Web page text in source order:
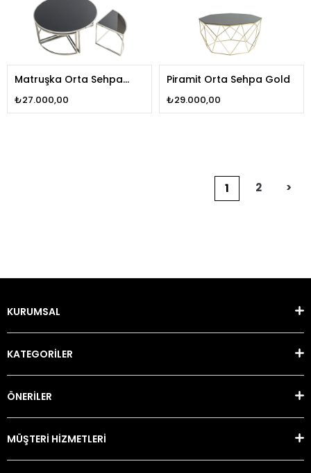
Matruşka Orta Sehpa
Silver
₺27.000,00
Piramit Orta Sehpa Gold
₺29.000,00
1 2 >
KURUMSAL
KATEGORİLER
ÖNERİLER
MÜŞTERİ HİZMETLERİ